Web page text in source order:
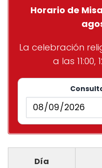
Horario de
La celebración
a las 11:00,
Día